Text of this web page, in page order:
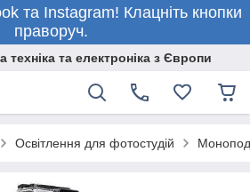
та Instagram! Клацніть кнопки
праворуч.
техніка та електроніка з Європи
Освітлення для фотостудій